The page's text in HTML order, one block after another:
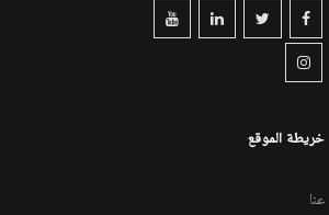
خريطة الموقع
عنا